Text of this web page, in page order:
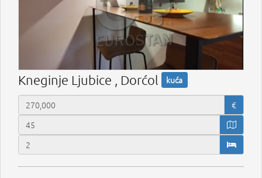
Kneginje Ljubice , Dorćol kuća
€